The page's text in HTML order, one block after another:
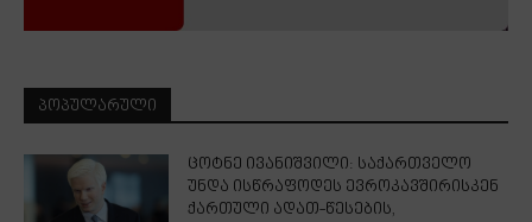
ᲞᲝᲞᲣᲚᲐᲠᲣᲚᲘ
ცოტნე ივანიშვილი: საქართველო
უნდა ისწრაფოდეს ევროკავშირისკენ
ქართული ადათ-წესების,